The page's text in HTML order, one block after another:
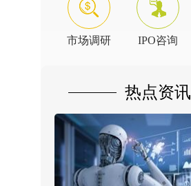
市场调研 IPO咨询
热点资讯